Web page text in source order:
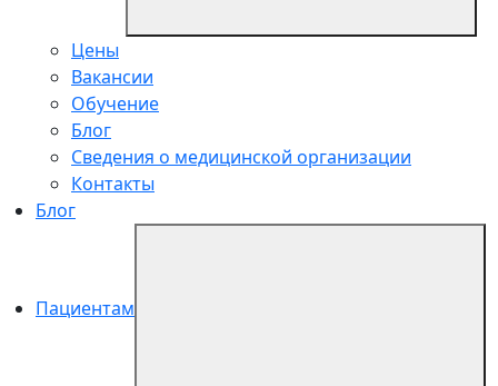
Цены
Вакансии
Обучение
Блог
Сведения о медицинской организации
Контакты
Блог
Пациентам